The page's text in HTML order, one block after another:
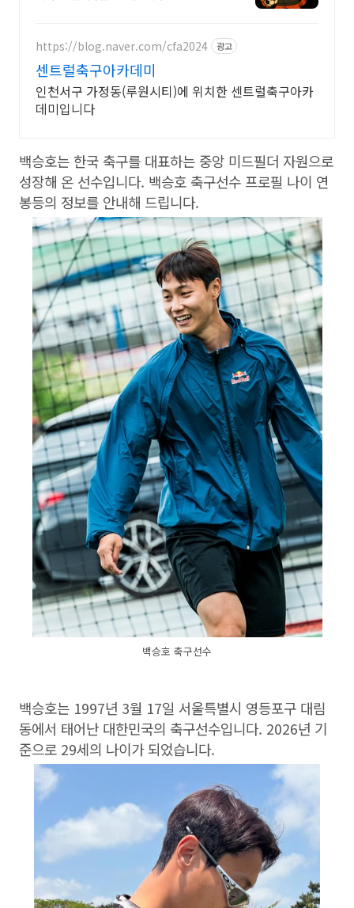
https://blog.naver.com/cfa2024 광고
센트럴축구아카데미
인천서구 가정동(루원시티)에 위치한 센트럴축구아카
데미입니다
백승호는 한국 축구를 대표하는 중앙 미드필더 자원으로
성장해 온 선수입니다. 백승호 축구선수 프로필 나이 연
봉등의 정보를 안내해 드립니다.
백승호 축구선수
백승호는 1997년 3월 17일 서울특별시 영등포구 대림
동에서 태어난 대한민국의 축구선수입니다. 2026년 기
준으로 29세의 나이가 되었습니다.